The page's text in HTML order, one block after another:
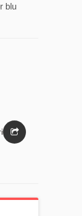
blu